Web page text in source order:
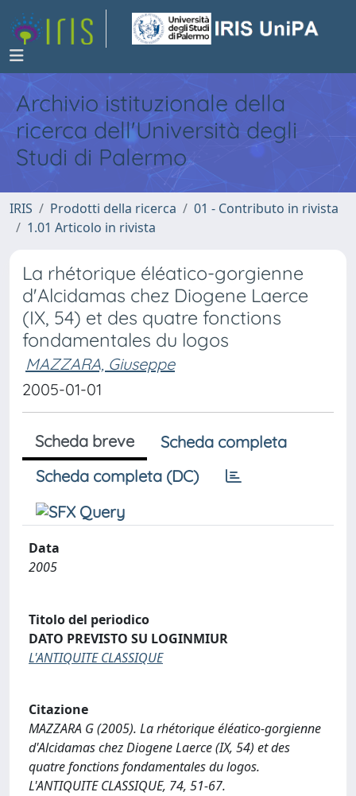
Archivio istituzionale della
ricerca dell'Università degli
Studi di Palermo
IRIS Prodotti della ricerca
01 - Contributo in rivista
1.01 Articolo in rivista
La rhétorique éléatico-gorgienne
d'Alcidamas chez Diogene Laerce
(IX, 54) et des quatre fonctions
fondamentales du logos
MAZZARA, Giuseppe
2005-01-01
Scheda breve
Scheda completa
Scheda completa (DC)
Data
2005
Titolo del periodico
DATO PREVISTO SU LOGINMIUR
L'ANTIQUITE CLASSIQUE
Citazione
MAZZARA G (2005). La rhétorique éléatico-gorgienne
d'Alcidamas chez Diogene Laerce (IX, 54) et des
quatre fonctions fondamentales du logos.
L'ANTIQUITE CLASSIQUE, 74, 51-67.